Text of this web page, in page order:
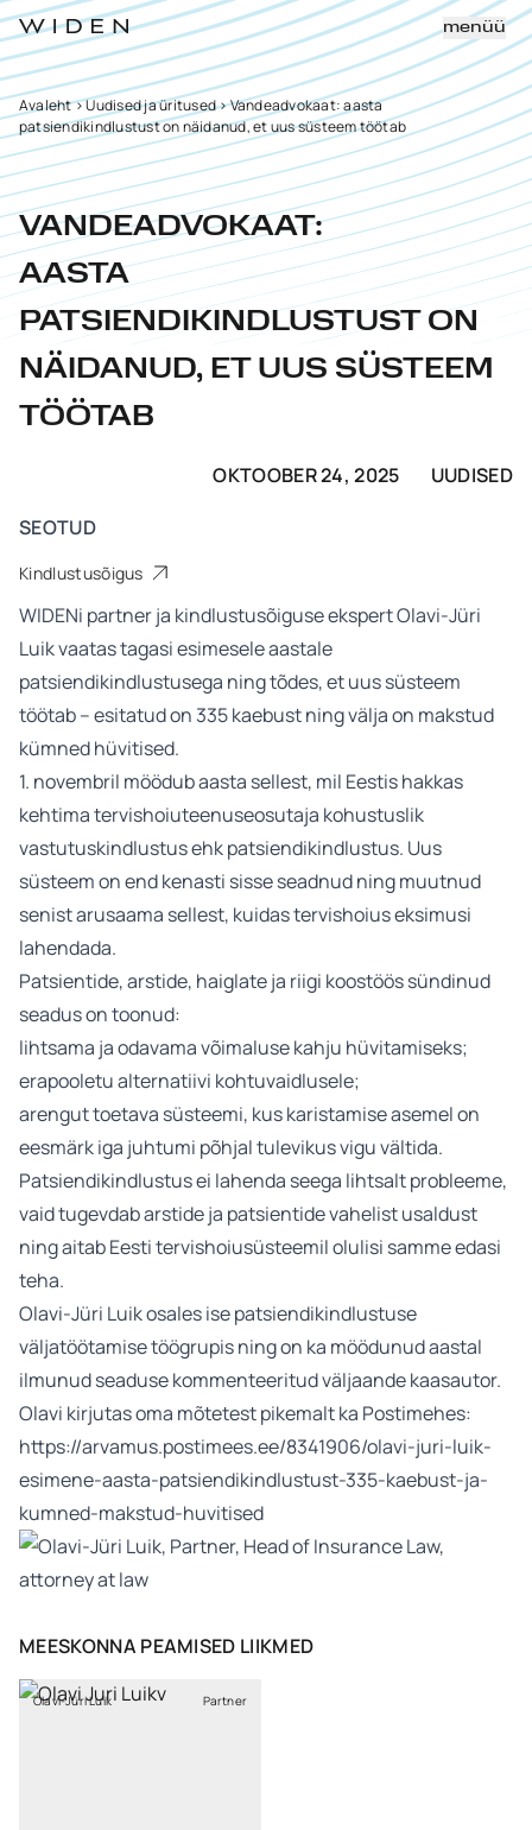
menüü
Avaleht>Uudised ja üritused>Vandeadvokaat: aasta
patsiendikindlustust on näidanud, et uus süsteem töötab
VANDEADVOKAAT:
AASTA
PATSIENDIKINDLUSTUST ON
NÄIDANUD, ET UUS SÜSTEEM
TÖÖTAB
OKTOOBER 24, 2025
UUDISED
SEOTUD
Kindlustusõigus
WIDENi partner ja kindlustusõiguse ekspert Olavi-Jüri
Luik vaatas tagasi esimesele aastale
patsiendikindlustusega ning tõdes, et uus süsteem
töötab – esitatud on 335 kaebust ning välja on makstud
kümned hüvitised.
1. novembril möödub aasta sellest, mil Eestis hakkas
kehtima tervishoiuteenuseosutaja kohustuslik
vastutuskindlustus ehk patsiendikindlustus. Uus
süsteem on end kenasti sisse seadnud ning muutnud
senist arusaama sellest, kuidas tervishoius eksimusi
lahendada.
Patsientide, arstide, haiglate ja riigi koostöös sündinud
seadus on toonud:
lihtsama ja odavama võimaluse kahju hüvitamiseks;
erapooletu alternatiivi kohtuvaidlusele;
arengut toetava süsteemi, kus karistamise asemel on
eesmärk iga juhtumi põhjal tulevikus vigu vältida.
Patsiendikindlustus ei lahenda seega lihtsalt probleeme,
vaid tugevdab arstide ja patsientide vahelist usaldust
ning aitab Eesti tervishoiusüsteemil olulisi samme edasi
teha.
Olavi-Jüri Luik osales ise patsiendikindlustuse
väljatöötamise töögrupis ning on ka möödunud aastal
ilmunud seaduse kommenteeritud väljaande kaasautor.
Olavi kirjutas oma mõtetest pikemalt ka Postimehes:
https://arvamus.postimees.ee/8341906/olavi-juri-luik-
esimene-aasta-patsiendikindlustust-335-kaebust-ja-
kumned-makstud-huvitised
MEESKONNA PEAMISED LIIKMED
Olavi-Jüri Luik Partner